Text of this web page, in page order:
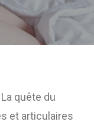
La quête du
et articulaires